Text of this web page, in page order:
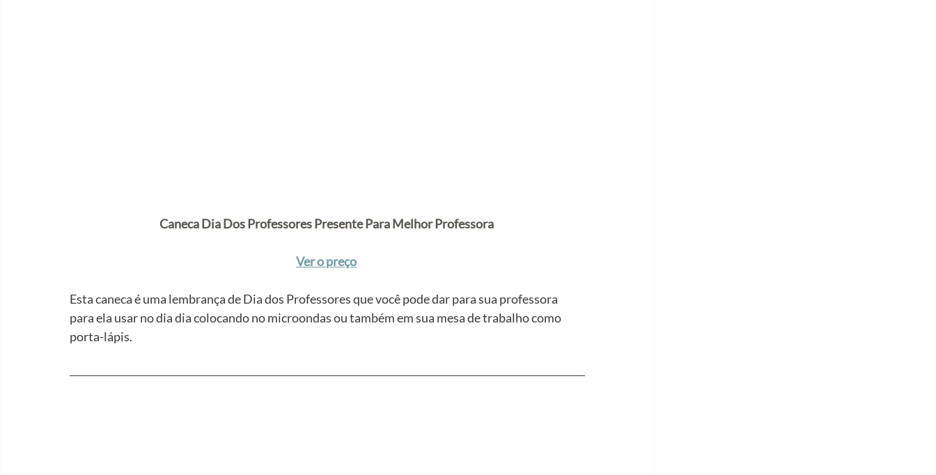
Caneca Dia Dos Professores Presente Para Melhor Professora
Ver o preço
Esta caneca é uma lembrança de Dia dos Professores que você pode dar para sua professora
para ela usar no dia dia colocando no microondas ou também em sua mesa de trabalho como
porta-lápis.